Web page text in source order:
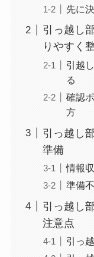
先に
引っ越し
りやすく
引越
る
確認
方
引っ越し
準備
情報
準備
引っ越し
注意点
引っ